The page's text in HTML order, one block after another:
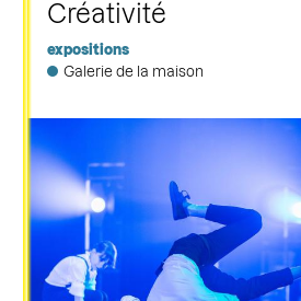
Créativité
expositions
Galerie de la maison